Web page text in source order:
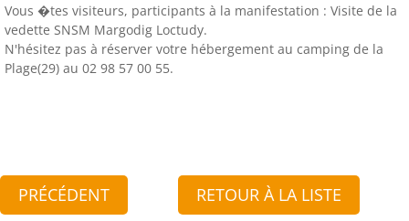
Vous �tes visiteurs, participants à la manifestation : Visite de la
vedette SNSM Margodig Loctudy.
N'hésitez pas à réserver votre hébergement au camping de la
Plage(29) au 02 98 57 00 55.
PRÉCÉDENT RETOUR À LA LISTE